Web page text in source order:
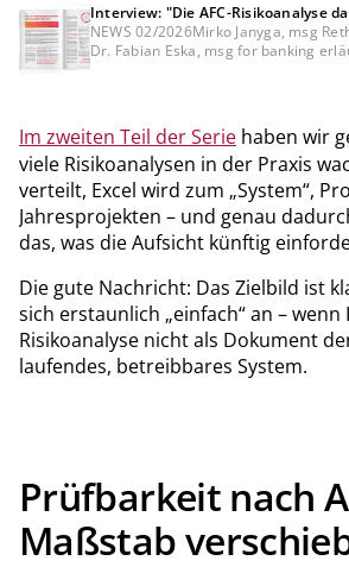
Interview: "Die AFC-Risikoanalyse
mehr sein"
NEWS 02/2026Mirko Janyga, msg
Dr. Fabian Eska, msg for banking
Im zweiten Teil der Serie haben wir
viele Risikoanalysen in der Praxis
verteilt, Excel wird zum „System“,
Jahresprojekten – und genau
das, was die Aufsicht künftig
Die gute Nachricht: Das Zielbild ist
sich erstaunlich „einfach“ an –
Risikoanalyse nicht als Dokument
laufendes, betreibbares System.
Prüfbarkeit nach
Maßstab